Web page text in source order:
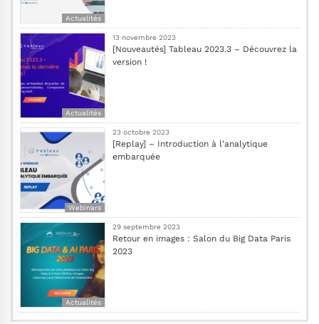
Actualités
Actualités
13 novembre 2023
[Nouveautés] Tableau 2023.3 – Découvrez la
version !
Webinars
23 octobre 2023
[Replay] – Introduction à l’analytique
embarquée
Actualités
29 septembre 2023
Retour en images : Salon du Big Data Paris
2023